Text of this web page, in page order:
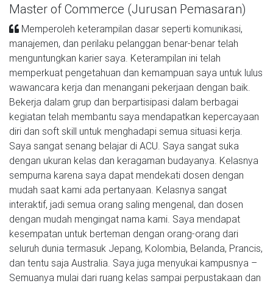
Master of Commerce (Jurusan Pemasaran)
Memperoleh keterampilan dasar seperti komunikasi,
manajemen, dan perilaku pelanggan benar-benar telah
menguntungkan karier saya. Keterampilan ini telah
memperkuat pengetahuan dan kemampuan saya untuk lulus
wawancara kerja dan menangani pekerjaan dengan baik.
Bekerja dalam grup dan berpartisipasi dalam berbagai
kegiatan telah membantu saya mendapatkan kepercayaan
diri dan soft skill untuk menghadapi semua situasi kerja.
Saya sangat senang belajar di ACU. Saya sangat suka
dengan ukuran kelas dan keragaman budayanya. Kelasnya
sempurna karena saya dapat mendekati dosen dengan
mudah saat kami ada pertanyaan. Kelasnya sangat
interaktif, jadi semua orang saling mengenal, dan dosen
dengan mudah mengingat nama kami. Saya mendapat
kesempatan untuk berteman dengan orang-orang dari
seluruh dunia termasuk Jepang, Kolombia, Belanda, Prancis,
dan tentu saja Australia. Saya juga menyukai kampusnya –
Semuanya mulai dari ruang kelas sampai perpustakaan dan